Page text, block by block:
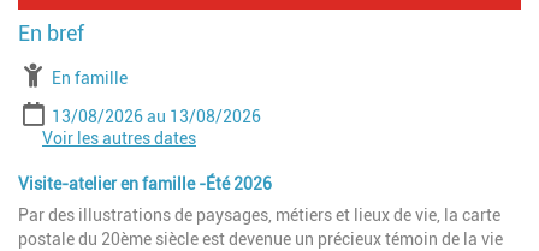
À partir de
En famille
Période
Date de début
13/08/2026 Date de fin
13/08/2026
Date de début
20/08/2026 Date de fin
20/08/2026
Voir les autres dates
Visite-atelier en famille -Été 2026
Par des illustrations de paysages, métiers et lieux de vie, la carte
postale du 20ème siècle est devenue un précieux témoin de la vie